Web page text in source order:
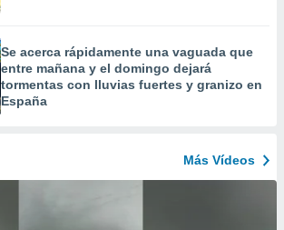
Se acerca rápidamente una vaguada que
entre mañana y el domingo dejará
tormentas con lluvias fuertes y granizo en
España
Más Vídeos